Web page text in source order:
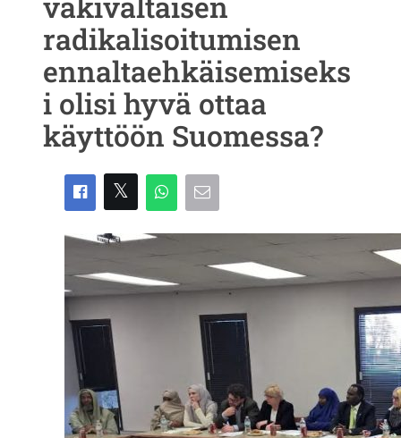
radikalisoitumisen
ennaltaehkäisemiseks
i olisi hyvä ottaa
käyttöön Suomessa?